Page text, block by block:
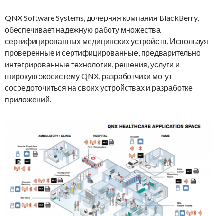
QNX Software Systems, дочерняя компания BlackBerry,
обеспечивает надежную работу множества
сертифицированных медицинских устройств. Используя
проверенные и сертифицированные, предварительно
интегрированные технологии, решения, услуги и
широкую экосистему QNX, разработчики могут
сосредоточиться на своих устройствах и разработке
приложений.